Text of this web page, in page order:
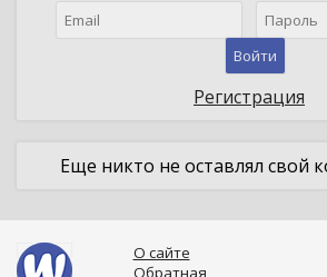
Войти
Регистрация
Еще никто не оставлял свой
О сайте
Обратная